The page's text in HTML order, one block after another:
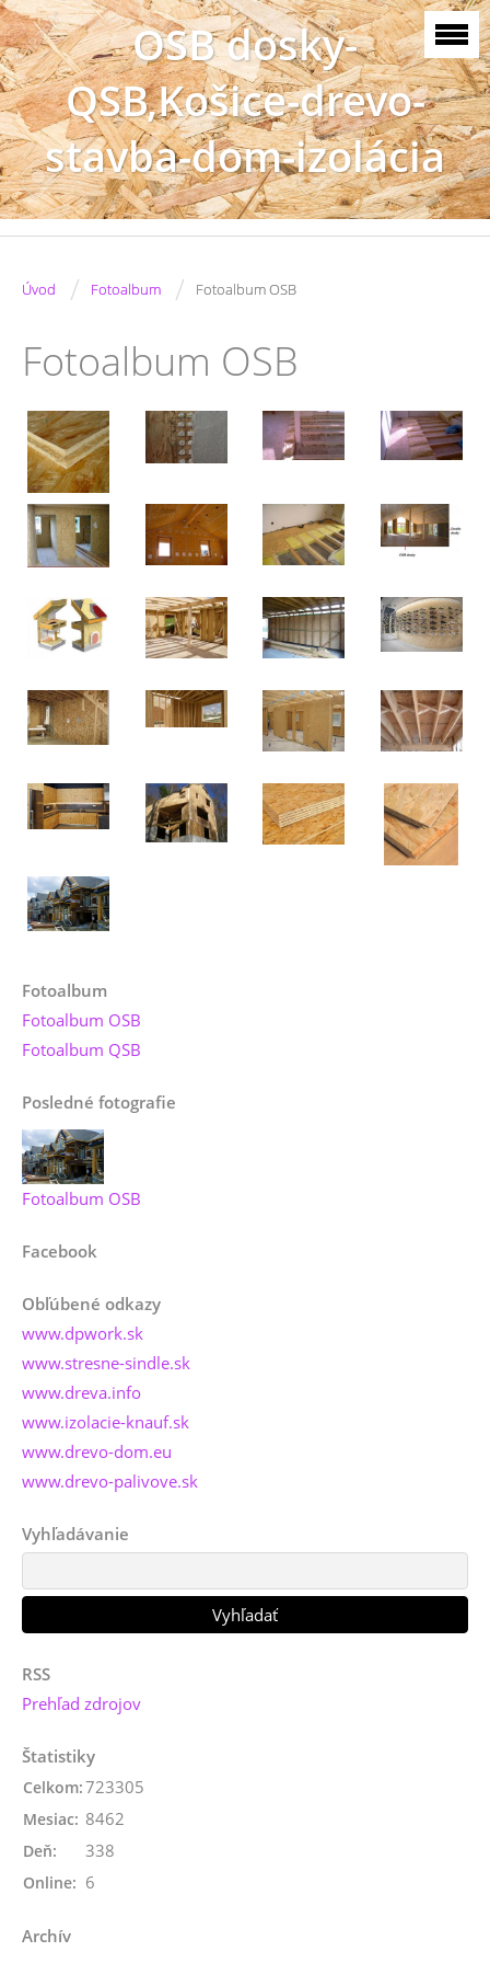
OSB dosky-
QSB,Košice-drevo-
stavba-dom-izolácia
Úvod / Fotoalbum / Fotoalbum OSB
Fotoalbum OSB
Fotoalbum
Fotoalbum OSB
Fotoalbum QSB
Posledné fotografie
Fotoalbum OSB
Facebook
Obľúbené odkazy
www.dpwork.sk
www.stresne-sindle.sk
www.dreva.info
www.izolacie-knauf.sk
www.drevo-dom.eu
www.drevo-palivove.sk
Vyhľadávanie
RSS
Prehľad zdrojov
Štatistiky
Online: 6
Celkom:723305
Mesiac: 8462
Deň: 338
Archív